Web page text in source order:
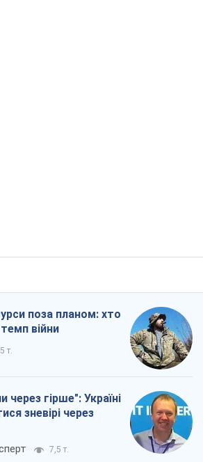
поза планом: хто
війни
т.
гірше": Україні
зневірі через
7,5 т.